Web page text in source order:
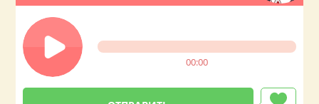
00:00